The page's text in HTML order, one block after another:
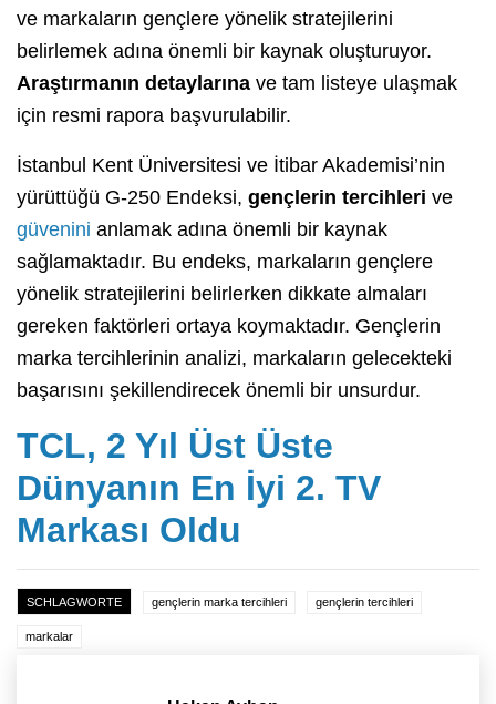
ve markaların gençlere yönelik stratejilerini
belirlemek adına önemli bir kaynak oluşturuyor.
Araştırmanın detaylarına ve tam listeye ulaşmak
için resmi rapora başvurulabilir.
İstanbul Kent Üniversitesi ve İtibar Akademisi’nin
yürüttüğü G-250 Endeksi, gençlerin tercihleri ve
güvenini anlamak adına önemli bir kaynak
sağlamaktadır. Bu endeks, markaların gençlere
yönelik stratejilerini belirlerken dikkate almaları
gereken faktörleri ortaya koymaktadır. Gençlerin
marka tercihlerinin analizi, markaların gelecekteki
başarısını şekillendirecek önemli bir unsurdur.
TCL, 2 Yıl Üst Üste
Dünyanın En İyi 2. TV
Markası Oldu
SCHLAGWORTE gençlerin marka tercihleri gençlerin tercihleri
markalar